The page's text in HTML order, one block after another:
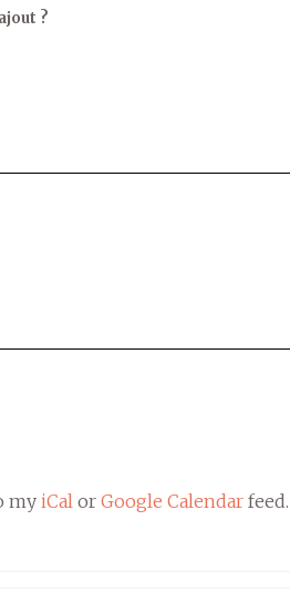
?
my iCal or Google Calendar feed.